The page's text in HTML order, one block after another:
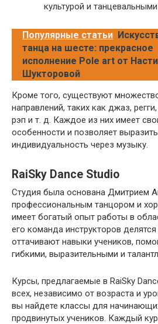
культурой и
Популярные статьи
танца на шесте: прекрасное
исполнение Pole art от Насти
Шукторовой
Кроме того, существуют
направлений, таких как джаз,
рэп и т. д. Каждое из них имеет
особенности и позволяет
индивидуальность через музыку.
RaiSky Dance Studio
Студия была основана Дмитрием
профессиональным танцором и
имеет богатый опыт работы в
его команда инструкторов
оттачивают навыки учеников,
гибкими, выразительными и
Курсы, предлагаемые в RaiSky
всех, независимо от возраста и
вы найдете классы для
продвинутых учеников. Каждый